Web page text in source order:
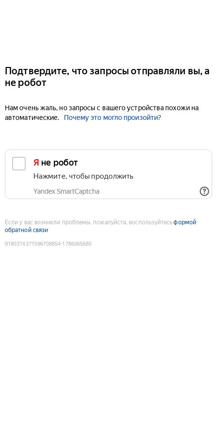
Подтвердите, что запросы отправляли вы, а
не робот
Нам очень жаль, но запросы с вашего устройства похожи на
автоматические.
Почему это могло произойти?
Я не робот
Нажмите, чтобы продолжить
Yandex SmartCaptcha
Если у вас возникли проблемы, пожалуйста, воспользуйтесьформой
обратной связи
9180374371596708854:1786065680